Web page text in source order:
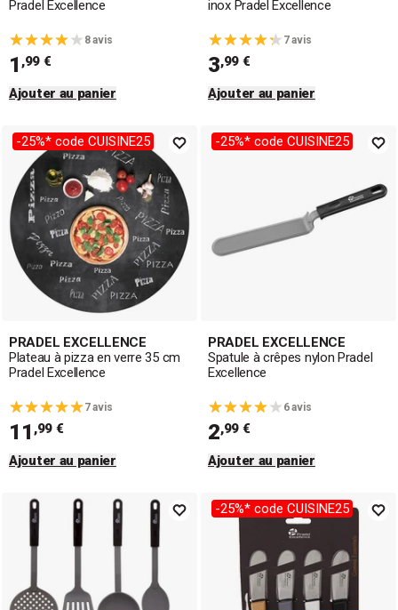
Pradel Excellence
8 avis
1 ,99 €
Ajouter au panier
inox Pradel Excellence
7 avis
3,99 €
Ajouter au panier
-25%* code CUISINE25
PRADEL EXCELLENCE
Plateau à pizza en verre 35 cm
Pradel Excellence
7 avis
11 ,99 €
Ajouter au panier
-25%* code CUISINE25
PRADEL EXCELLENCE
Spatule à crêpes nylon Pradel
Excellence
6 avis
2,99 €
Ajouter au panier
-25%* code CUISINE25